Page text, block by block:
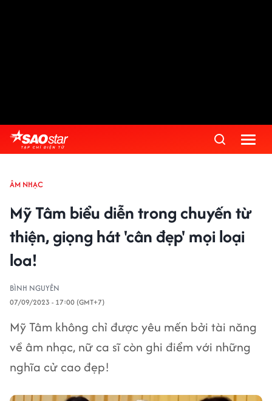
ÂM NHẠC
Mỹ Tâm biểu diễn trong chuyến từ
thiện, giọng hát 'cân đẹp' mọi loại
loa!
BÌNH NGUYÊN
07/09/2023 - 17:00 (GMT+7)
Mỹ Tâm không chỉ được yêu mến bởi tài năng
về âm nhạc, nữ ca sĩ còn ghi điểm với những
nghĩa cử cao đẹp!